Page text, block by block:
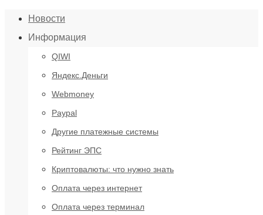
Новости
Информация
QIWI
Яндекс.Деньги
Webmoney
Paypal
Другие платежные системы
Рейтинг ЭПС
Криптовалюты: что нужно знать
Оплата через интернет
Оплата через терминал